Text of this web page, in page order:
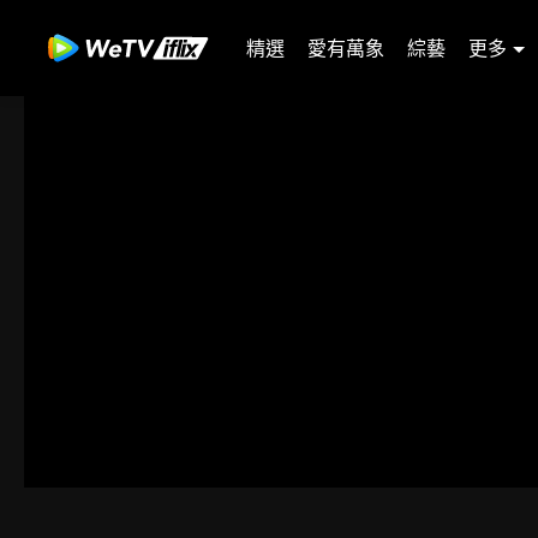
精選 愛有萬象 綜藝 更多